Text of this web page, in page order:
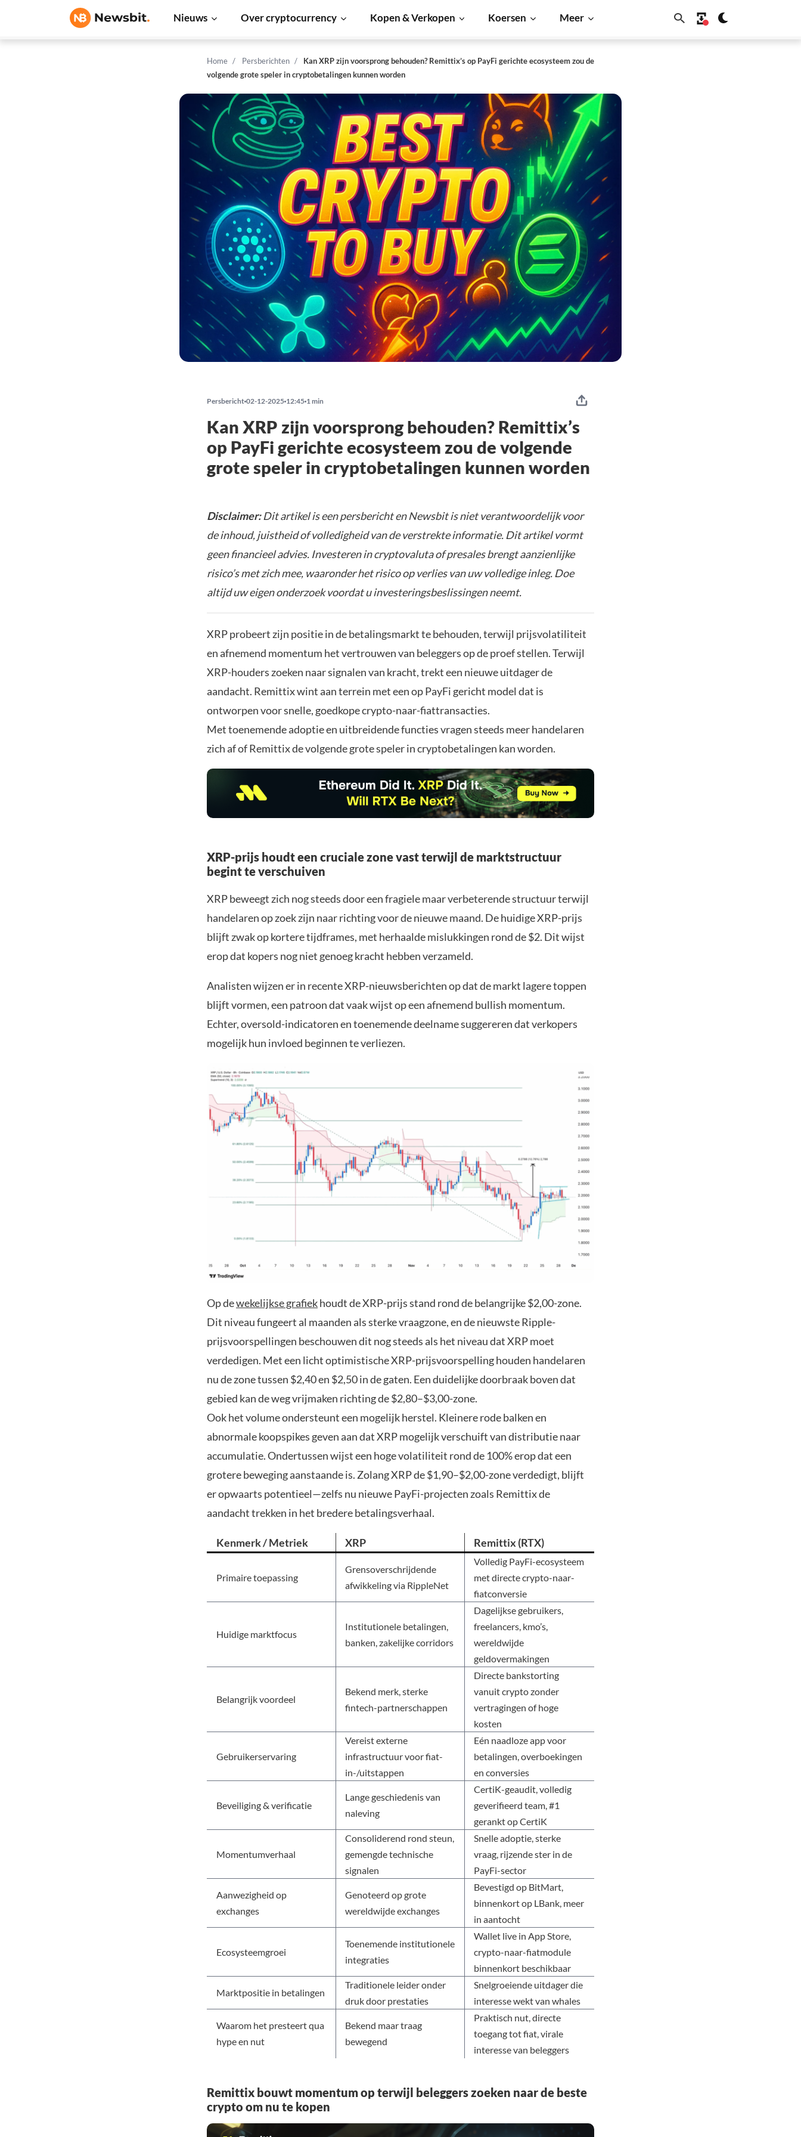
Nieuws Over cryptocurrency Kopen & Verkopen Koersen Meer
Home Persberichten
Kan XRP zijn voorsprong behouden? Remittix’s op PayFi gerichte ecosysteem zou de
volgende grote speler in cryptobetalingen kunnen worden
Persbericht 02-12-2025 12:45 1 min
Kan XRP zijn voorsprong behouden? Remittix’s
op PayFi gerichte ecosysteem zou de volgende
grote speler in cryptobetalingen kunnen worden
Disclaimer:Dit artikel is een persbericht en Newsbit is niet verantwoordelijk voor
de inhoud, juistheid of volledigheid van de verstrekte informatie. Dit artikel vormt
geen financieel advies. Investeren in cryptovaluta of presales brengt aanzienlijke
risico’s met zich mee, waaronder het risico op verlies van uw volledige inleg. Doe
altijd uw eigen onderzoek voordat u investeringsbeslissingen neemt.
XRP probeert zijn positie in de betalingsmarkt te behouden, terwijl prijsvolatiliteit
en afnemend momentum het vertrouwen van beleggers op de proef stellen. Terwijl
XRP-houders zoeken naar signalen van kracht, trekt een nieuwe uitdager de
aandacht. Remittix wint aan terrein met een op PayFi gericht model dat is
ontworpen voor snelle, goedkope crypto-naar-fiattransacties.
Met toenemende adoptie en uitbreidende functies vragen steeds meer handelaren
zich af of Remittix de volgende grote speler in cryptobetalingen kan worden.
XRP-prijs houdt een cruciale zone vast terwijl de marktstructuur
begint te verschuiven
XRP beweegt zich nog steeds door een fragiele maar verbeterende structuur terwijl
handelaren op zoek zijn naar richting voor de nieuwe maand. De huidige XRP-prijs
blijft zwak op kortere tijdframes, met herhaalde mislukkingen rond de $2. Dit wijst
erop dat kopers nog niet genoeg kracht hebben verzameld.
Analisten wijzen er in recente XRP-nieuwsberichten op dat de markt lagere toppen
blijft vormen, een patroon dat vaak wijst op een afnemend bullish momentum.
Echter, oversold-indicatoren en toenemende deelname suggereren dat verkopers
mogelijk hun invloed beginnen te verliezen.
Op dewekelijkse grafiekhoudt de XRP-prijs stand rond de belangrijke $2,00-zone.
Dit niveau fungeert al maanden als sterke vraagzone, en de nieuwste Ripple-
prijsvoorspellingen beschouwen dit nog steeds als het niveau dat XRP moet
verdedigen. Met een licht optimistische XRP-prijsvoorspelling houden handelaren
nu de zone tussen $2,40 en $2,50 in de gaten. Een duidelijke doorbraak boven dat
gebied kan de weg vrijmaken richting de $2,80–$3,00-zone.
Ook het volume ondersteunt een mogelijk herstel. Kleinere rode balken en
abnormale koopspikes geven aan dat XRP mogelijk verschuift van distributie naar
accumulatie. Ondertussen wijst een hoge volatiliteit rond de 100% erop dat een
grotere beweging aanstaande is. Zolang XRP de $1,90–$2,00-zone verdedigt, blijft
er opwaarts potentieel—zelfs nu nieuwe PayFi-projecten zoals Remittix de
aandacht trekken in het bredere betalingsverhaal.
Kenmerk / Metriek XRP Remittix (RTX)
Primaire toepassing
Grensoverschrijdende
afwikkeling via RippleNet
Volledig PayFi-ecosysteem
met directe crypto-naar-
fiatconversie
Huidige marktfocus
Institutionele betalingen,
banken, zakelijke corridors
Dagelijkse gebruikers,
freelancers, kmo’s,
wereldwijde
geldovermakingen
Belangrijk voordeel
Bekend merk, sterke
fintech-partnerschappen
Directe bankstorting
vanuit crypto zonder
vertragingen of hoge
kosten
Gebruikerservaring
Vereist externe
infrastructuur voor fiat-
in-/uitstappen
Eén naadloze app voor
betalingen, overboekingen
en conversies
Beveiliging & verificatie
Lange geschiedenis van
naleving
CertiK-geaudit, volledig
geverifieerd team, #1
gerankt op CertiK
Momentumverhaal
Consoliderend rond steun,
gemengde technische
signalen
Snelle adoptie, sterke
vraag, rijzende ster in de
PayFi-sector
Aanwezigheid op
exchanges
Genoteerd op grote
wereldwijde exchanges
Bevestigd op BitMart,
binnenkort op LBank, meer
in aantocht
Ecosysteemgroei
Toenemende institutionele
integraties
Wallet live in App Store,
crypto-naar-fiatmodule
binnenkort beschikbaar
Marktpositie in betalingen
Traditionele leider onder
druk door prestaties
Snelgroeiende uitdager die
interesse wekt van whales
Waarom het presteert qua
hype en nut
Bekend maar traag
bewegend
Praktisch nut, directe
toegang tot fiat, virale
interesse van beleggers
Remittix bouwt momentum op terwijl beleggers zoeken naar de beste
crypto om nu te kopen